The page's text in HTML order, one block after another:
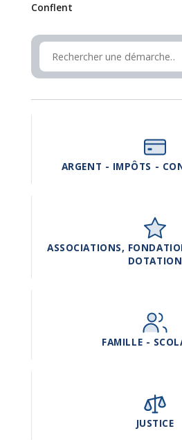
Conflent
ARGENT - IMPÔTS -
ASSOCIATIONS,
DOTATION
FAMILLE -
JUSTICE